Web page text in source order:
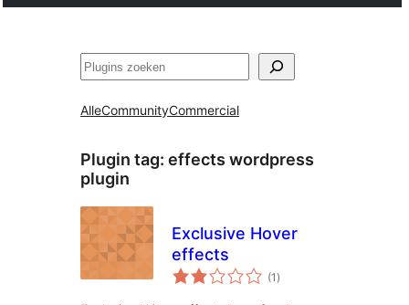
Zoeken
AlleCommunityCommercial
Plugin tag: effects wordpress
plugin
Exclusive Hover
effects
(1 totaal
waarderingen
)